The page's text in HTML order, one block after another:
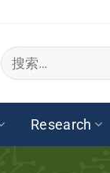
搜
索：
Research